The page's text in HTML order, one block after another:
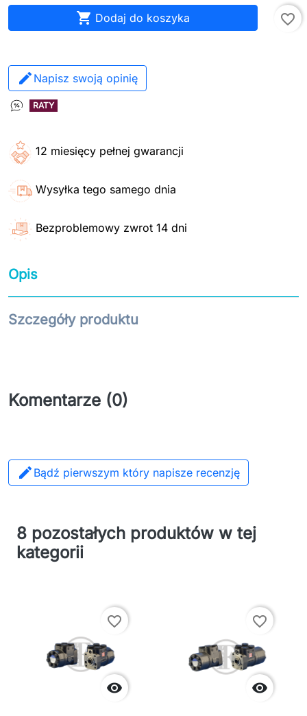
 Dodaj do koszyka favorite_border
Napisz swoją opinię
RATY
12 miesięcy pełnej gwarancji
Wysyłka tego samego dnia
Bezproblemowy zwrot 14 dni
Opis
Szczegóły produktu
Komentarze (0)
 Bądź pierwszym który napisze recenzję
8 pozostałych produktów w tej
kategorii

favorite_border

favorite_border